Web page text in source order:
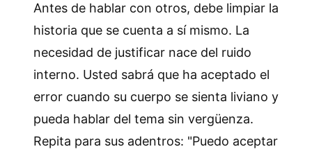
Antes de hablar con otros, debe limpiar la
historia que se cuenta a sí mismo. La
necesidad de justificar nace del ruido
interno. Usted sabrá que ha aceptado el
error cuando su cuerpo se sienta liviano y
pueda hablar del tema sin vergüenza.
Repita para sus adentros: "Puedo aceptar